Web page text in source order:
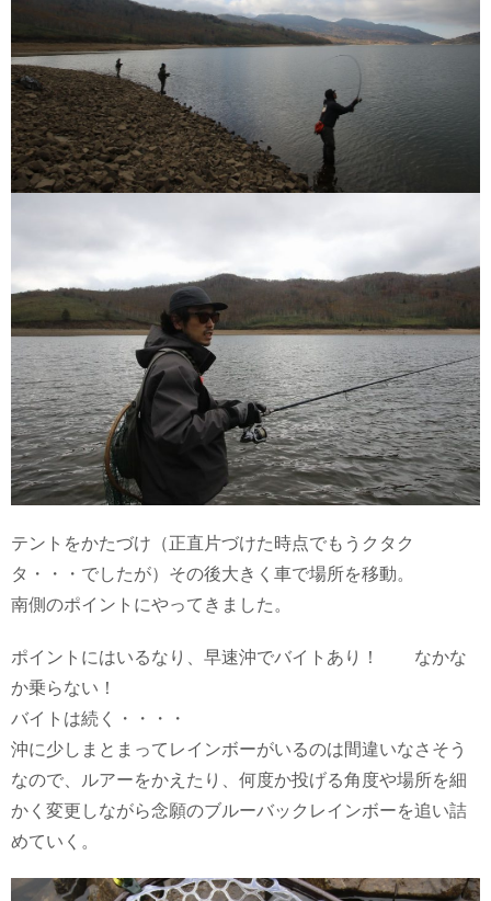
テントをかたづけ（正直片づけた時点でもうクタク
タ・・・でしたが）その後大きく車で場所を移動。
南側のポイントにやってきました。
ポイントにはいるなり、早速沖でバイトあり！ なかな
か乗らない！
バイトは続く・・・・
沖に少しまとまってレインボーがいるのは間違いなさそう
なので、ルアーをかえたり、何度か投げる角度や場所を細
かく変更しながら念願のブルーバックレインボーを追い詰
めていく。